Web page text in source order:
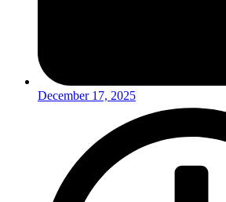
December 17, 2025